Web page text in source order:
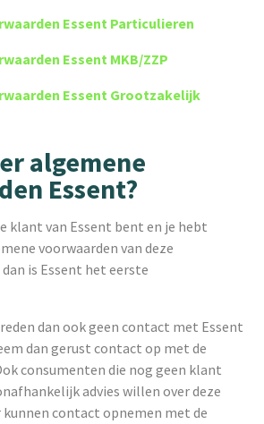
Essent Particulieren
Essent MKB/ZZP
Essent Grootzakelijk
algemene
Essent?
klant van Essent bent en je hebt
voorwaarden van deze
is Essent het eerste
dan ook geen contact met Essent
dan gerust contact op met de
consumenten die nog geen klant
advies willen over deze
contact opnemen met de